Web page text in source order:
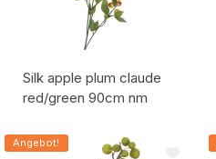
Silk apple plum claude
red/green 90cm nm
Artikelcode:
Angebot!